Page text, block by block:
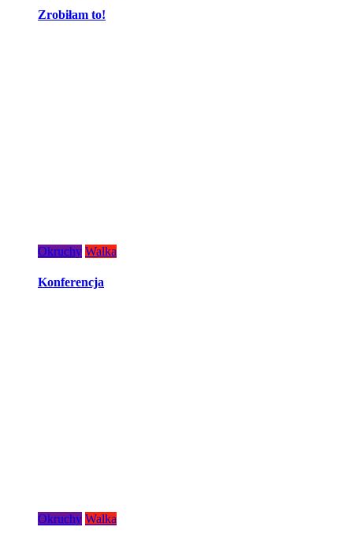
Zrobiłam to!
Okruchy Walka
Konferencja
Okruchy Walka